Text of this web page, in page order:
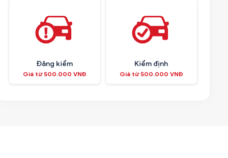
Đăng kiểm
Giá từ 500.000 VNĐ
Kiểm định
Giá từ 500.000 VNĐ